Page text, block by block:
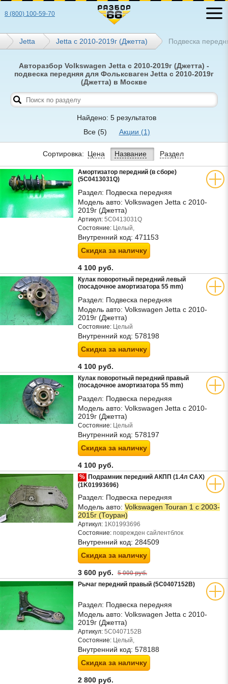
8 (800) 100-59-70
Jetta Jetta с 2010-2019г (Джетта) Подвеска
Авторазбор Volkswagen Jetta с 2010-2019г (Джетта) -
подвеска передняя для Фольксваген Jetta с 2010-2019г
(Джетта) в Москве
Найдено: 5 результатов
Все (5) Акции (1)
Сортировка: Цена Название Раздел
Амортизатор передний (в сборе)
(5C0413031Q)
Раздел: Подвеска передняя
Модель авто: Volkswagen Jetta с 2010-
2019г (Джетта)
Артикул: 5C0413031Q
Состояние: Целый,
Внутренний код: 471153
Скидка за наличку
4 100 руб.
Кулак поворотный передний левый
(посадочное амортизатора 55 mm)
Раздел: Подвеска передняя
Модель авто: Volkswagen Jetta с 2010-
2019г (Джетта)
Состояние: Целый
Внутренний код: 578198
Скидка за наличку
4 100 руб.
Кулак поворотный передний правый
(посадочное амортизатора 55 mm)
Раздел: Подвеска передняя
Модель авто: Volkswagen Jetta с 2010-
2019г (Джетта)
Состояние: Целый
Внутренний код: 578197
Скидка за наличку
4 100 руб.
% Подрамник передний АКПП (1.4л CAX)
(1K01993696)
Раздел: Подвеска передняя
Модель авто: Volkswagen Touran 1 с 2003-
2015г (Тоуран)
Артикул: 1K01993696
Состояние: поврежден сайлентблок
Внутренний код: 284509
Скидка за наличку
3 600 руб. 5 000 руб.
Рычаг передний правый (5C0407152B)
Раздел: Подвеска передняя
Модель авто: Volkswagen Jetta с 2010-
2019г (Джетта)
Артикул: 5C0407152B
Состояние: Целый,
Внутренний код: 578188
Скидка за наличку
2 800 руб.